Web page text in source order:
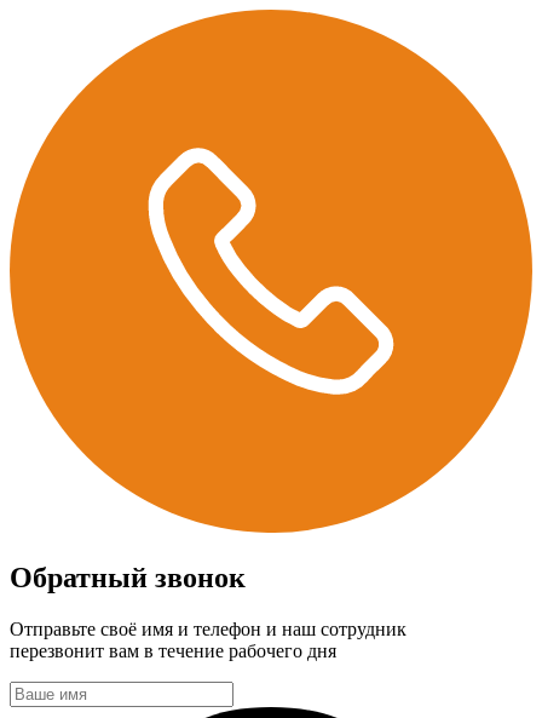
Обратный звонок
Отправьте своё имя и телефон и наш сотрудник
перезвонит вам в течение рабочего дня